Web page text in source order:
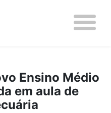
Ensino Médio
em aula de